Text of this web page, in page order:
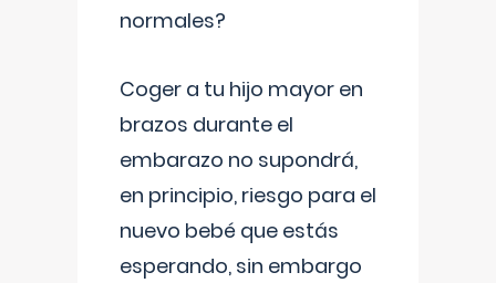
normales?
Coger a tu hijo mayor en
brazos durante el
embarazo no supondrá,
en principio, riesgo para el
nuevo bebé que estás
esperando, sin embargo